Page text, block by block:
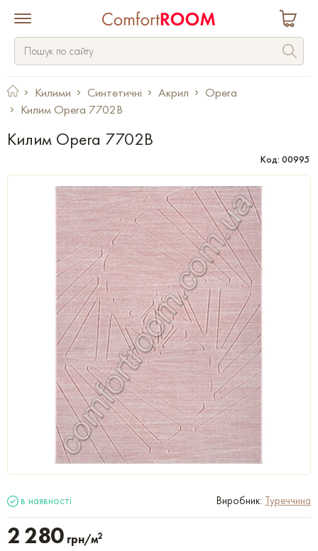
Килими Синтетичні Акрил
Opera
Килим Opera 7702B
Килим Opera 7702B
Код: 00995
в наявності Виробник: Туреччина
2 280 грн/м2